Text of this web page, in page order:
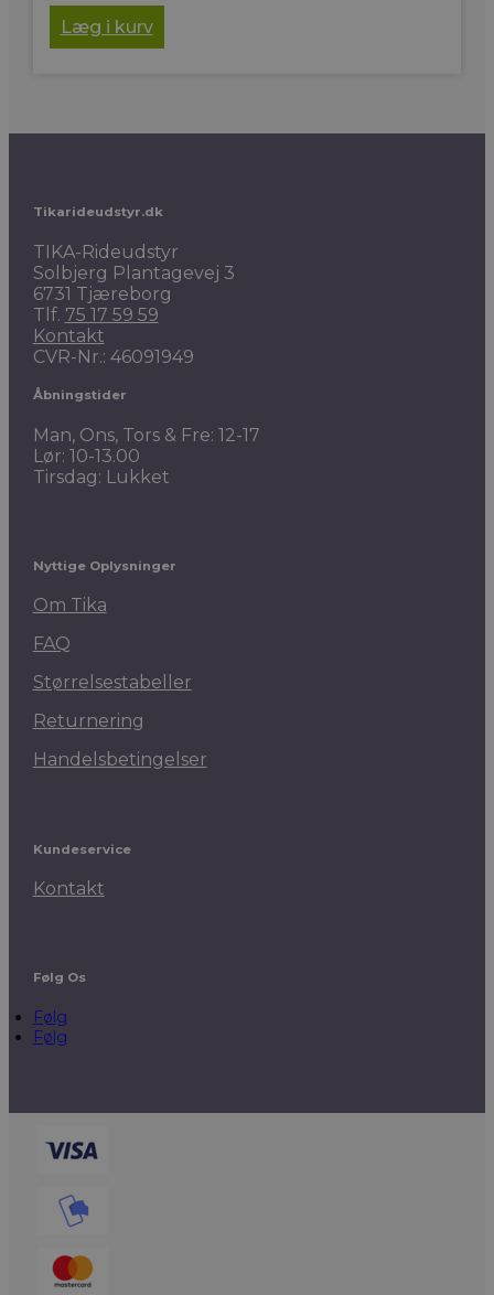
Læg i kurv
Tikarideudstyr.dk
TIKA-Rideudstyr
Solbjerg Plantagevej 3
6731 Tjæreborg
Tlf. 75 17 59 59
Kontakt
CVR-Nr.: 46091949
Åbningstider
Man, Ons, Tors & Fre: 12-17
Lør: 10-13.00
Tirsdag: Lukket
Nyttige Oplysninger
Om Tika
FAQ
Størrelsestabeller
Returnering
Handelsbetingelser
Kundeservice
Kontakt
Følg Os
Følg
Følg